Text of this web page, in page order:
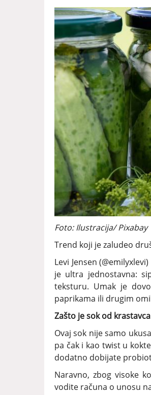
Foto: Ilustracija/ Pixabay
Trend koji je zaludeo
Levi Jensen
je ultra jednostavna:
teksturu. Umak je
paprikama ili drugim
Zašto je sok od
Ovaj sok nije samo
pa čak i kao twist u
dodatno dobijate
Naravno, zbog visoke
vodite računa o unosu